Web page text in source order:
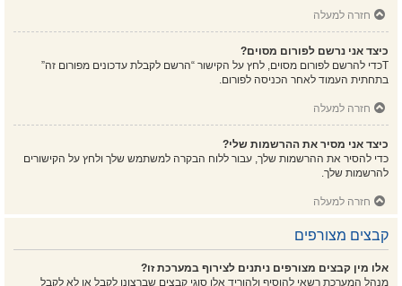
חזרה למעלה
כיצד אני נרשם לפורום מסוים?
Tכדי להרשם לפורום מסוים, לחץ על הקישור “הרשם לקבלת עדכונים מפורום זה”
בתחתית העמוד לאחר הכניסה לפורום.
חזרה למעלה
כיצד אני מסיר את ההרשמות שלי?
כדי להסיר את ההרשמות שלך, עבור ללוח הבקרה למשתמש שלך ולחץ על הקישורים
להרשמות שלך.
חזרה למעלה
קבצים מצורפים
אלו מין קבצים מצורפים ניתנים לצירוף במערכת זו?
מנהל המערכת רשאי להוסיף ולהוריד אלו סוגי קבצים שברצונו לקבל או לא לקבל